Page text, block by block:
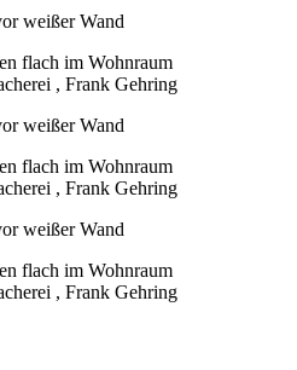
, Frank Gehring
, Frank Gehring
, Frank Gehring